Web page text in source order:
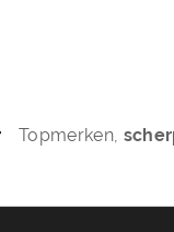
Topmerken,